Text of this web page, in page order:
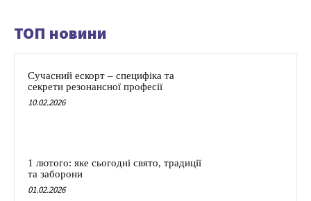
ТОП новини
Сучасний ескорт – специфіка та
секрети резонансної професії
10.02.2026
1 лютого: яке сьогодні свято, традиції
та заборони
01.02.2026